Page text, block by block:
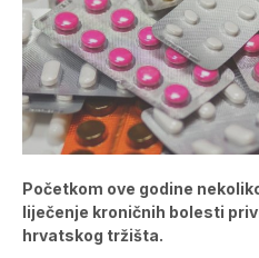
Početkom ove godine
liječenje kroničnih bolesti
hrvatskog tržišta.